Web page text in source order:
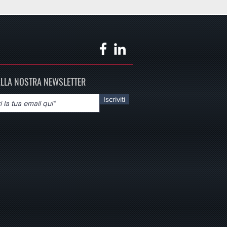
NOSTRA NEWSLETTER
Iscriviti